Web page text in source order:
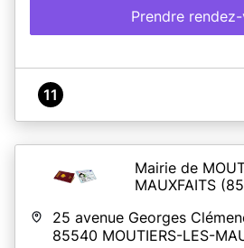
Prendre
11
Mairie de
MAUXFAITS
25 avenue Georges
85540 MOUTIERS-LES-